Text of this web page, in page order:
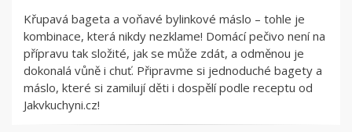
Křupavá bageta a voňavé bylinkové máslo – tohle je
kombinace, která nikdy nezklame! Domácí pečivo není na
přípravu tak složité, jak se může zdát, a odměnou je
dokonalá vůně i chuť. Připravme si jednoduché bagety a
máslo, které si zamilují děti i dospělí podle receptu od
Jakvkuchyni.cz!